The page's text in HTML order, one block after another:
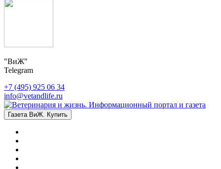
"ВиЖ"
Telegram
+7 (495) 925 06 34
info@vetandlife.ru
Газета ВиЖ. Купить